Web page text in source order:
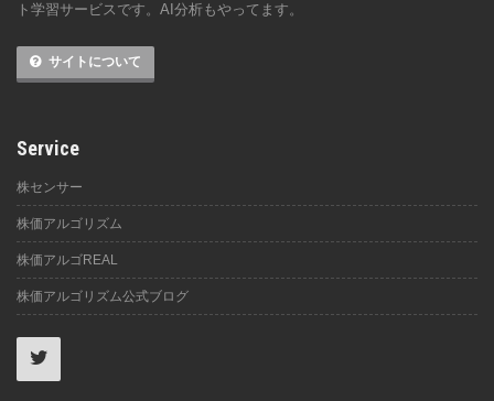
ト学習サービスです。AI分析もやってます。
サイトについて
Service
株センサー
株価アルゴリズム
株価アルゴREAL
株価アルゴリズム公式ブログ